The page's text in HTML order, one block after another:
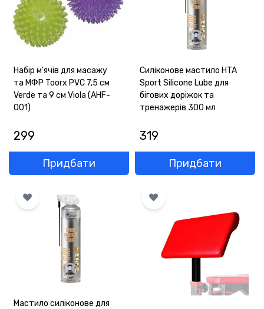
ОФЕРТА
КОНТАКТИ
(093) 170-98-23
Набір м'ячів для масажу
та МФР Toorx PVC 7,5 см
Verde та 9 см Viola (AHF-
001)
299
Придбати
Силіконове мастило HTA
Sport Silicone Lube для
бігових доріжок та
тренажерів 300 мл
319
Придбати
Мастило силіконове для